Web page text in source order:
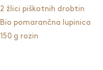
2 žlici piškotnih drobtin
Bio pomarančna lupinica
150 g rozin